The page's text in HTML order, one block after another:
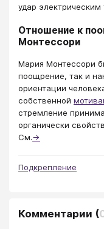
удар
Отношение к
Монтессори
Мария Монтессори
поощрение, так и
ориентации
собственной
стремление
органически
См.→
Подкрепление
Комментарии (